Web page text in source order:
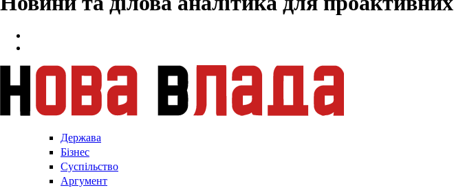
Держава
Бізнес
Суспільство
Аргумент